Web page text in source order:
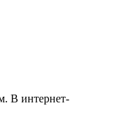
В интернет-